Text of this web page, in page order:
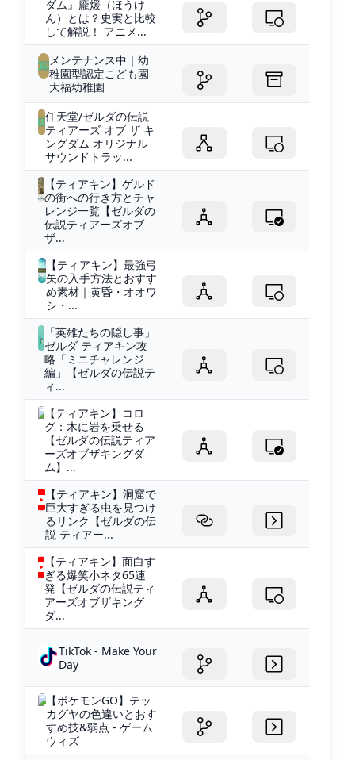
ダム』龐煖（ほうけ
ん）とは？史実と比較
して解説！ アニメ...
メンテナンス中｜幼
稚園型認定こども園
大福幼稚園
任天堂/ゼルダの伝説
ティアーズ オブ ザ キ
ングダム オリジナル
サウンドトラッ...
【ティアキン】ゲルド
の街への行き方とチャ
レンジ一覧【ゼルダの
伝説ティアーズオブ
ザ...
【ティアキン】最強弓
矢の入手方法とおすす
め素材｜黄昏・オオワ
シ・...
「英雄たちの隠し事」
ゼルダ ティアキン攻
略「ミニチャレンジ
編」【ゼルダの伝説テ
ィ...
【ティアキン】コロ
グ：木に岩を乗せる
【ゼルダの伝説ティア
ーズオブザキングダ
ム】...
【ティアキン】洞窟で
巨大すぎる虫を見つけ
るリンク【ゼルダの伝
説 ティアー...
【ティアキン】面白す
ぎる爆笑小ネタ65連
発【ゼルダの伝説ティ
アーズオブザキング
ダ...
TikTok - Make Your
Day
【ポケモンGO】テッ
カグヤの色違いとおす
すめ技&弱点 - ゲーム
ウィズ